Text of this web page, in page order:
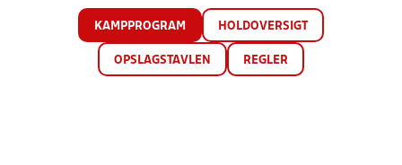
KAMPPROGRAM HOLDOVERSIGT
OPSLAGSTAVLEN REGLER